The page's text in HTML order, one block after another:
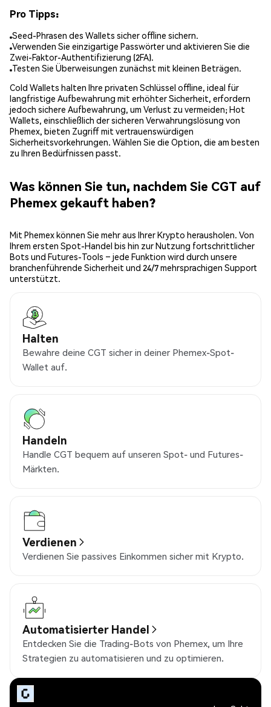
Pro Tipps:
Seed-Phrasen des Wallets sicher offline sichern.
Verwenden Sie einzigartige Passwörter und aktivieren Sie die
Zwei-Faktor-Authentifizierung (2FA).
Testen Sie Überweisungen zunächst mit kleinen Beträgen.
Cold Wallets halten Ihre privaten Schlüssel offline, ideal für
langfristige Aufbewahrung mit erhöhter Sicherheit, erfordern
jedoch sichere Aufbewahrung, um Verlust zu vermeiden; Hot
Wallets, einschließlich der sicheren Verwahrungslösung von
Phemex, bieten Zugriff mit vertrauenswürdigen
Sicherheitsvorkehrungen. Wählen Sie die Option, die am besten
zu Ihren Bedürfnissen passt.
Was können Sie tun, nachdem Sie CGT auf
Phemex gekauft haben?
Mit Phemex können Sie mehr aus Ihrer Krypto herausholen. Von
Ihrem ersten Spot-Handel bis hin zur Nutzung fortschrittlicher
Bots und Futures-Tools – jede Funktion wird durch unsere
branchenführende Sicherheit und 24/7 mehrsprachigen Support
unterstützt.
Halten
Bewahre deine CGT sicher in deiner Phemex-Spot-
Wallet auf.
Handeln
Handle CGT bequem auf unseren Spot- und Futures-
Märkten.
Verdienen
Verdienen Sie passives Einkommen sicher mit Krypto.
Automatisierter Handel
Entdecken Sie die Trading-Bots von Phemex, um Ihre
Strategien zu automatisieren und zu optimieren.